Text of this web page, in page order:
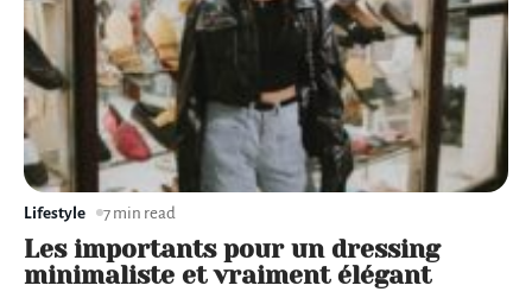
Les importants pour un dressing
minimaliste et vraiment élégant
Lifestyle 7 min read